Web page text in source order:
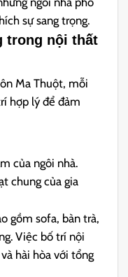
sự sang trọng.
trong nội thất
Ma Thuột, mỗi
hợp lý để đảm
của ngôi nhà.
chung của gia
gồm sofa, bàn trà,
Việc bố trí nội
hài hòa với tổng